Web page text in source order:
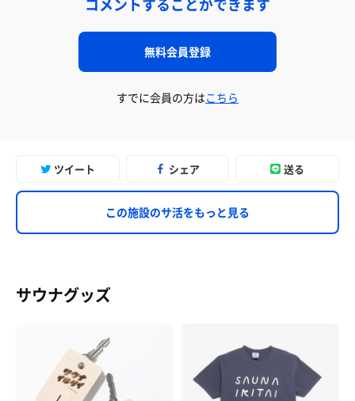
コメントすることができます
無料会員登録
すでに会員の方はこちら
ツイート シェア 送る
この施設のサ活をもっと見る
サウナグッズ